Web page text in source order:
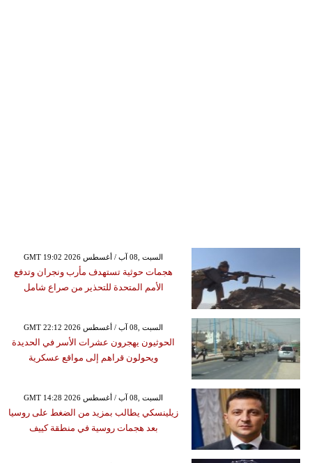
GMT 19:02 2026 السبت ,08 آب / أغسطس
هجمات حوثية تستهدف مأرب ونجران وتدفع
الأمم المتحدة للتحذير من صراع شامل
GMT 22:12 2026 السبت ,08 آب / أغسطس
الحوثيون يهجرون عشرات الأسر في الحديدة
ويحولون قراهم إلى مواقع عسكرية
GMT 14:28 2026 السبت ,08 آب / أغسطس
زيلينسكي يطالب بمزيد من الضغط على روسيا
بعد هجمات روسية في منطقة كييف